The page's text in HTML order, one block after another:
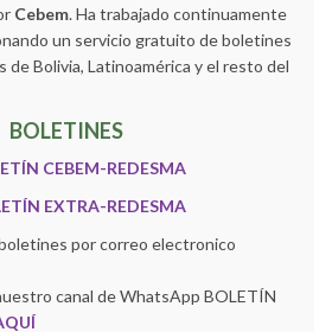
Cebem. Ha trabajado continuamente
un servicio gratuito de boletines
de Bolivia, Latinoamérica y el resto del
BOLETINES
CEBEM-REDESMA
EXTRA-REDESMA
por correo electronico
canal de WhatsApp BOLETÍN